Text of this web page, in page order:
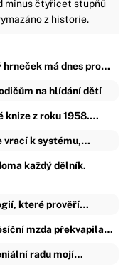
minus čtyřicet stupňů
z historie.
má dnes pro…
na hlídání dětí
knize z roku 1958.…
vrací k systému,…
každý dělník.
které prověří…
mzda překvapila…
radu mojí…